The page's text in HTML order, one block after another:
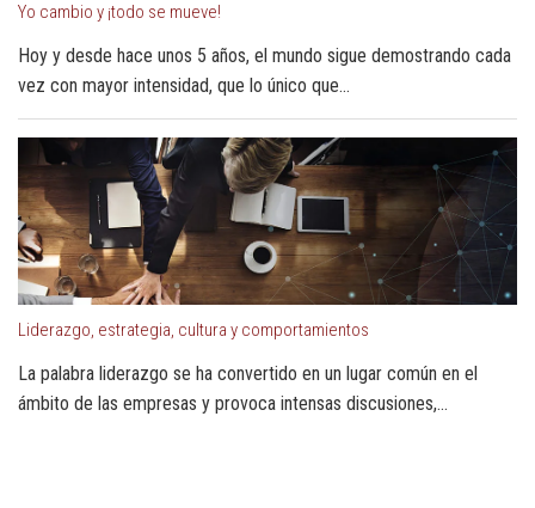
Yo cambio y ¡todo se mueve!
Hoy y desde hace unos 5 años, el mundo sigue demostrando cada
vez con mayor intensidad, que lo único que...
Liderazgo, estrategia, cultura y comportamientos
La palabra liderazgo se ha convertido en un lugar común en el
ámbito de las empresas y provoca intensas discusiones,...